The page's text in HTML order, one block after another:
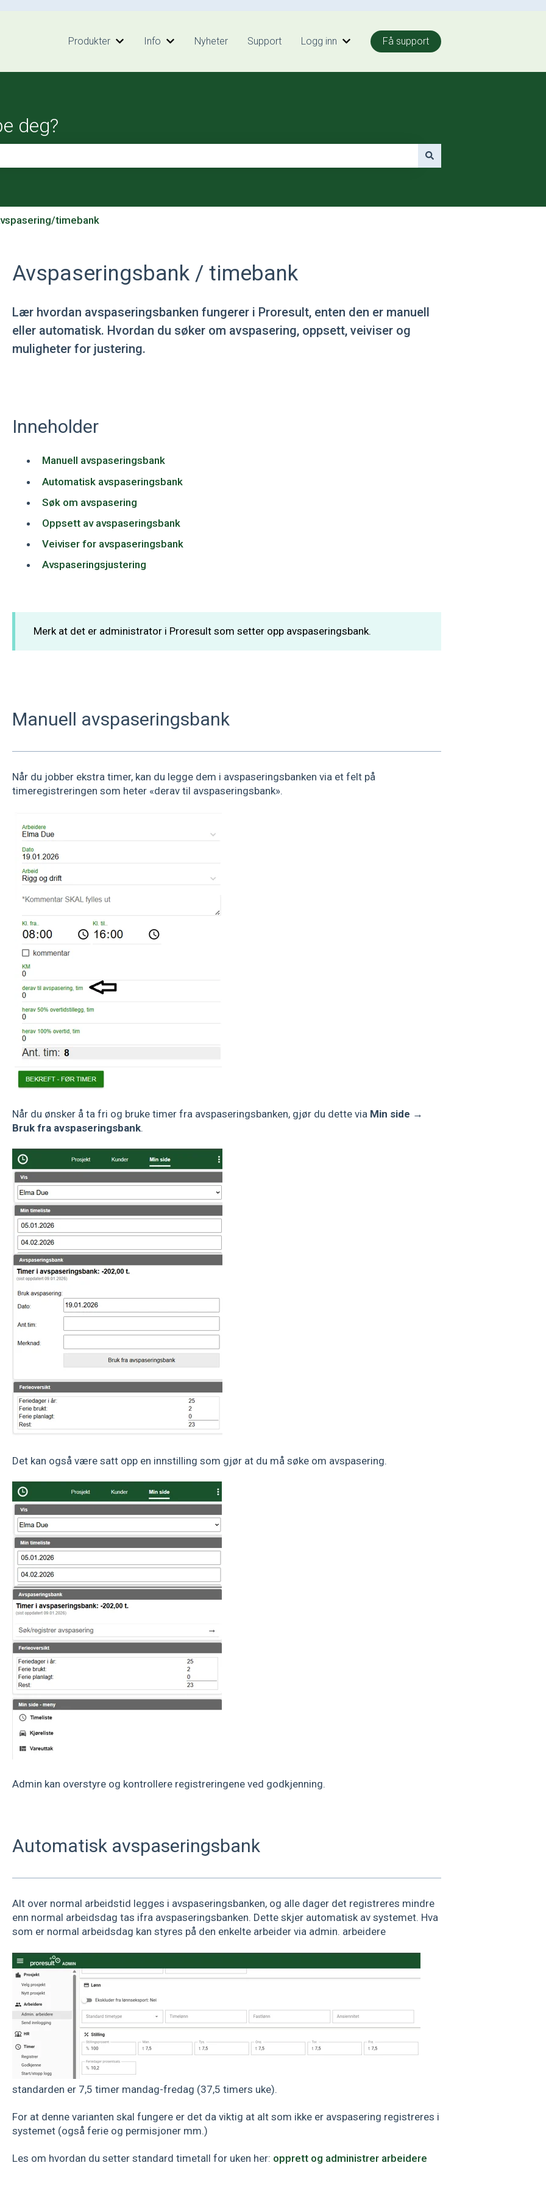
Produkter
Vis undermeny for Produkter
Info
Vis undermeny for Info
Nyheter Support Logg inn
Vis undermeny for Logg inn
Få support
deg?
timebank
Avspaseringsbank / timebank
Lær hvordan avspaseringsbanken fungerer i Proresult, enten den er manuell
eller automatisk. Hvordan du søker om avspasering, oppsett, veiviser og
muligheter for justering.
Inneholder
Manuell avspaseringsbank
Automatisk avspaseringsbank
Søk om avspasering
Oppsett av avspaseringsbank
Veiviser for avspaseringsbank
Avspaseringsjustering
Merk at det er administrator i Proresult som setter opp avspaseringsbank.
Manuell avspaseringsbank
Når du jobber ekstra timer, kan du legge dem i avspaseringsbanken via et felt på
timeregistreringen som heter «derav til avspaseringsbank».
Når du ønsker å ta fri og bruke timer fra avspaseringsbanken, gjør du dette via Min side →
Bruk fra avspaseringsbank.
Det kan også være satt opp en innstilling som gjør at du må søke om avspasering.
Admin kan overstyre og kontrollere registreringene ved godkjenning.
Automatisk avspaseringsbank
Alt over normal arbeidstid legges i avspaseringsbanken, og alle dager det registreres mindre
enn normal arbeidsdag tas ifra avspaseringsbanken. Dette skjer automatisk av systemet. Hva
som er normal arbeidsdag kan styres på den enkelte arbeider via admin. arbeidere
standarden er 7,5 timer mandag-fredag (37,5 timers uke).
For at denne varianten skal fungere er det da viktig at alt som ikke er avspasering registreres i
systemet (også ferie og permisjoner mm.)
Les om hvordan du setter standard timetall for uken her: opprett og administrer arbeidere